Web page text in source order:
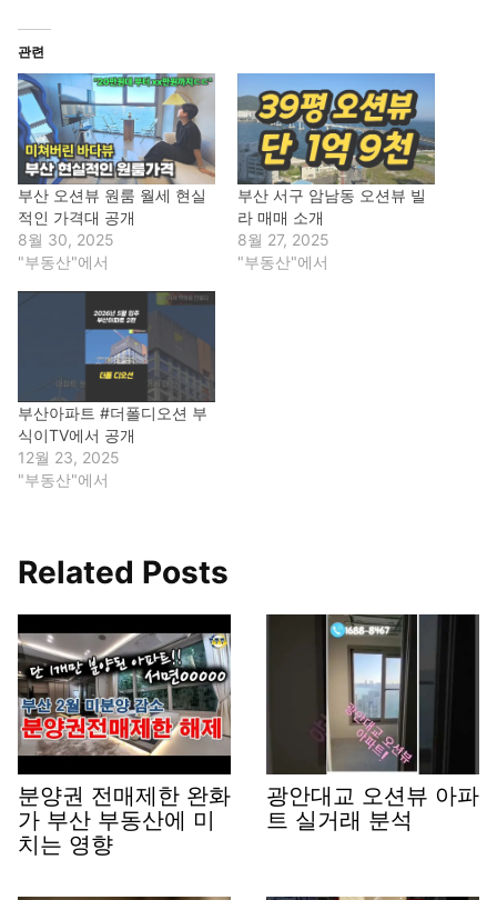
관련
부산 오션뷰 원룸 월세 현실
적인 가격대 공개
8월 30, 2025
"부동산"에서
부산 서구 암남동 오션뷰 빌
라 매매 소개
8월 27, 2025
"부동산"에서
부산아파트 #더폴디오션 부
식이TV에서 공개
12월 23, 2025
"부동산"에서
Related Posts
분양권 전매제한 완화
가 부산 부동산에 미
치는 영향
광안대교 오션뷰 아파
트 실거래 분석